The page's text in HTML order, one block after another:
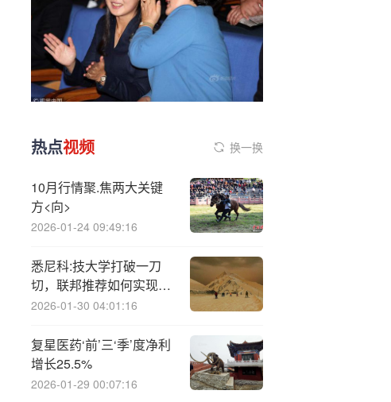
热点视频 换一换
10月行情聚.焦两大关键
方<向>
2026-01-24 09:49:16
悉尼科:技大学打破一刀
切，联邦推荐如何实现千
人千面的图文融合？
2026-01-30 04:01:16
复星医药‘前’三‘季’度净利
增长25.5%
2026-01-29 00:07:16